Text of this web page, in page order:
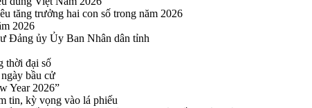
tăng trưởng hai con số trong năm 2026
2026
Đảng ủy Ủy Ban Nhân dân tỉnh
thời đại số
bầu cử
Year 2026”
tin, kỳ vọng vào lá phiếu